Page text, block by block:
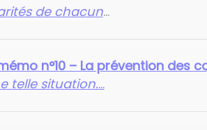
de chacun...
n°10 – La prévention des
telle situation....